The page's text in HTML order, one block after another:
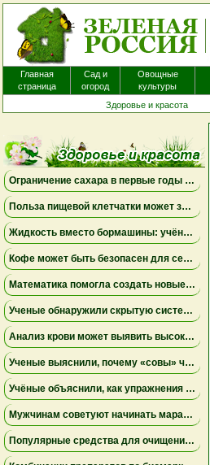
Главная
страница
Сад и
огород
Овощные
культуры
Здоровье и красота
Ограничение сахара в первые годы жизни может снизить риск болезни Альцгеймера
Польза пищевой клетчатки может зависеть от конкретных бактерий в кишечнике
Жидкость вместо бормашины: учёные подтвердили эффективность нового метода лечения детского кариеса
Кофе может быть безопасен для сердца, а энергетики — повышать риск аритмии
Математика помогла создать новые биомаркеры для прогнозирования рака молочной железы
Ученые обнаружили скрытую систему очистки в задней части глаза
Анализ крови может выявить высокий риск болезни Альцгеймера за десять лет до появления симптомов
Ученые выяснили, почему «совы» чаще набирают жир в области живота
Учёные объяснили, как упражнения замедляют старение мышц
Мужчинам советуют начинать марафон медленнее
Популярные средства для очищения слизи не помогли пациентам на ИВЛ и могут повышать риск осложнений